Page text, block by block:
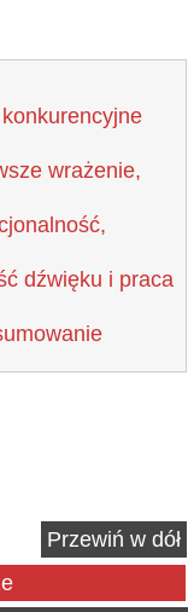
wrażenie,
dźwięku i praca
Przewiń w dół